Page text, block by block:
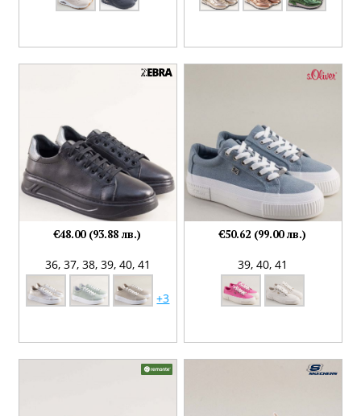
36, 37, 38, 39, 40, 41
+3
€48.00 (93.88 лв.)
39,40,41
€50.62 (99.00 лв.)